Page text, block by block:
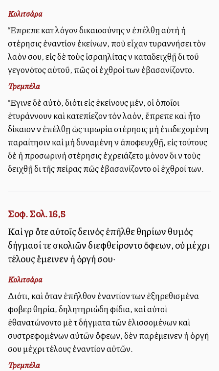
Κολιτσάρα
Ἔπρεπε κατὰ λόγον δικαιοσύνης νὰ ἐπέλθῃ αὐτὴ ἡ
στέρησις ἐναντίον ἐκείνων, ποὺ εἶχαν τυραννήσει τὸν
λαόν σου, εἰς δὲ τοὺς ἰσραηλίτας νὰ καταδειχθῇ διὰ τοῦ
γεγονότος αὐτοῦ, πῶς οἱ ἐχθροί των ἐβασανίζοντο.
Τρεμπέλα
Ἔγινε δὲ αὐτό, διότι εἰς ἐκείνους μέν, οἱ ὁποῖοι
ἐτυράννουν καὶ κατεπίεζον τὸν λαόν, ἔπρεπε καὶ ἦτο
δίκαιον νὰ ἐπέλθῃ ὡς τιμωρία στέρησις μὴ ἐπιδεχομένη
παραίτησιν καὶ μὴ δυναμένη νὰ ἀποφευχθῇ, εἰς τούτους
δὲ ἡ προσωρινὴ στέρησις ἐχρειάζετο μόνον διὰ νὰ τοὺς
δειχθῇ διὰ τῆς πείρας πῶς ἐβασανίζοντο οἱ ἐχθροί των.
Σοφ. Σολ. 16,5
Καὶ γὰρ ὅτε αὐτοῖς δεινὸς ἐπῆλθε θηρίων θυμὸς
δήγμασί τε σκολιῶν διεφθείροντο ὄφεων, οὐ μέχρι
τέλους ἔμεινεν ἡ ὀργή σου·
Κολιτσάρα
Διότι, καὶ ὅταν ἐπῆλθον ἐναντίον των ἐξηρεθισμένα
φοβερὰ θηρία, δηλητηριώδη φίδια, καὶ αὐτοὶ
ἐθανατώνοντο μὲ τὰ δήγματα τῶν ἐλισσομένων καὶ
συστρεφομένων αὐτῶν ὄφεων, δὲν παρέμεινεν ἡ ὀργή
σου μέχρι τέλους ἐναντίον αὐτῶν.
Τρεμπέλα